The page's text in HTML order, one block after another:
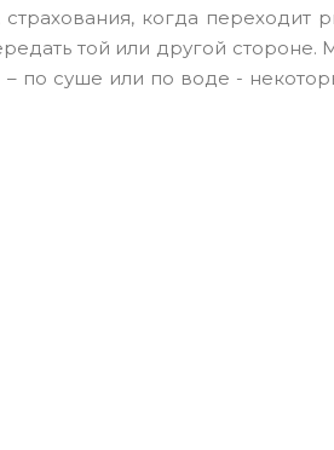
когда переходит
той или другой
– по суше или по воде -